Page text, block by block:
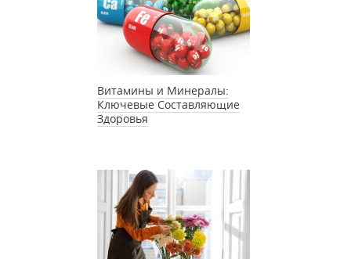
Витамины и Минералы:
Ключевые Составляющие
Здоровья